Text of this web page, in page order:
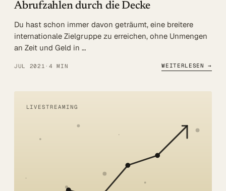
Abrufzahlen durch die Decke
Du hast schon immer davon geträumt, eine breitere
internationale Zielgruppe zu erreichen, ohne Unmengen
an Zeit und Geld in …
JUL 2021 · 4 MIN WEITERLESEN →
LIVESTREAMING